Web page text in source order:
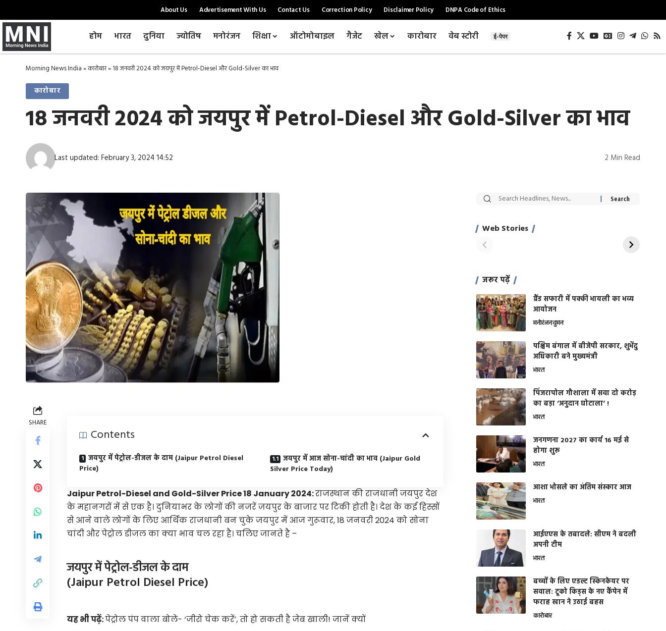
About Us Advertisement With Us Contact Us Correction Policy Disclaimer Policy DNPA Code of Ethics
होम भारत दुनिया ज्योतिष मनोरंजन शिक्षा ऑटोमोबाइल गैजेट खेल कारोबार वेब स्टोरी ई-पेपर
Morning News India»कारोबार»18 जनवरी 2024 को जयपुर में Petrol-Diesel और Gold-Silver का भाव
कारोबार
18 जनवरी 2024 को जयपुर में Petrol-Diesel और Gold-Silver का भाव
Last updated: February 3, 2024 14:52 2 Min Read
SHARE
Contents
जयपुर में पेट्रोल-डीजल के दाम (Jaipur Petrol Diesel
Price)
जयपुर में आज सोना-चांदी का भाव (Jaipur Gold
Silver Price Today)
Jaipur Petrol-Diesel and Gold-Silver Price 18 January 2024:राजस्थान की राजधानी जयपुर देश
के महानगरों में से एक है। दुनियाभर के लोगों की नजरें जयपुर के बाजार पर टिकी होती है। देश के कई हिस्सों
से आने वाले लोगों के लिए आर्थिक राजधानी बन चुके जयपुर में आज गुरूवार, 18 जनवरी 2024 को सोना
चांदी और पेट्रोल डीजल का क्या भाव चल रहा है। चलिए जानते है –
जयपुर में पेट्रोल-डीजल के दाम
(Jaipur Petrol Diesel Price)
यह भी पढ़ें:पेट्रोल पंप वाला बोले- ‘जीरो चेक करें’, तो हो सकती है जेब खाली! जानें क्यों
Web Stories
सट्टेबाजी में अरेस्ट हुए
साहिल खान
रोज एक कच्चे लहसुन
जरूर पढ़ें
ग्रैंड सफारी में पक्की भायली का भव्य
आयोजन
मनोरंजनवुमन
पश्चिम बंगाल में बीजेपी सरकार, शुभेंदु
अधिकारी बने मुख्यमंत्री
भारत
​पिंजरापोल गौशाला में सवा दो करोड़
का बड़ा ‘अनुदान घोटाला’ !
भारत
जनगणना 2027 का कार्य 16 मई से
होगा शुरू
भारत
आशा भोसले का अंतिम संस्कार आज
भारत
आईएएस के तबादले: सीएम ने बदली
अपनी टीम
भारत
बच्चों के लिए एडल्ट स्किनकेयर पर
सवाल: टूको किड्स के नए कैंपेन में
फराह खान ने उठाई बहस
कारोबार